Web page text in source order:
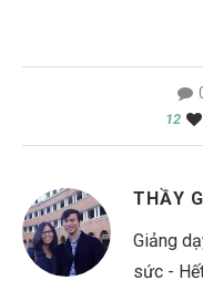
12
THẦY
Giảng
sức -